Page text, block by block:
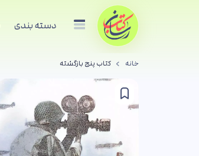
دسته بندی
خانه کتاب پنج بازگشته